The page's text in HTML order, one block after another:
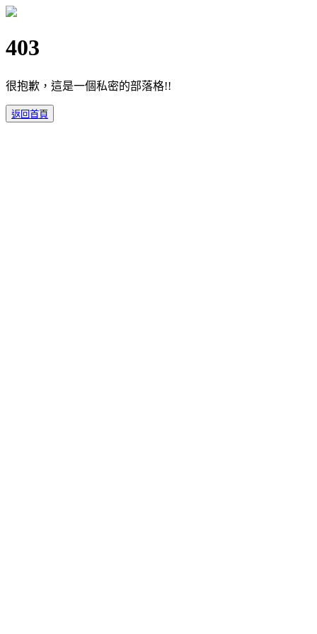
403
很抱歉，這是一個私密的部落格!!
返回首頁